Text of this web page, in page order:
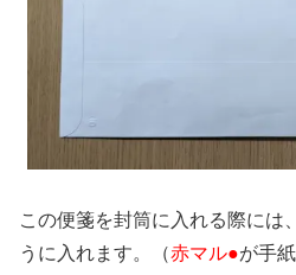
この便箋を封筒に入れる際には
うに入れます。（赤マル●が手